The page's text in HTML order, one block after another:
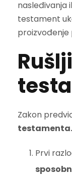
nasleđivanja
testament
proizvođenje
Zakon
testamenta.
Prvi